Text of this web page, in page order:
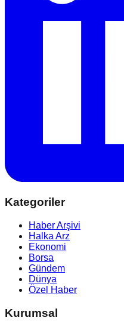
Kategoriler
Haber Arşivi
Halka Arz
Ekonomi
Borsa
Gündem
Dünya
Özel Haber
Kurumsal